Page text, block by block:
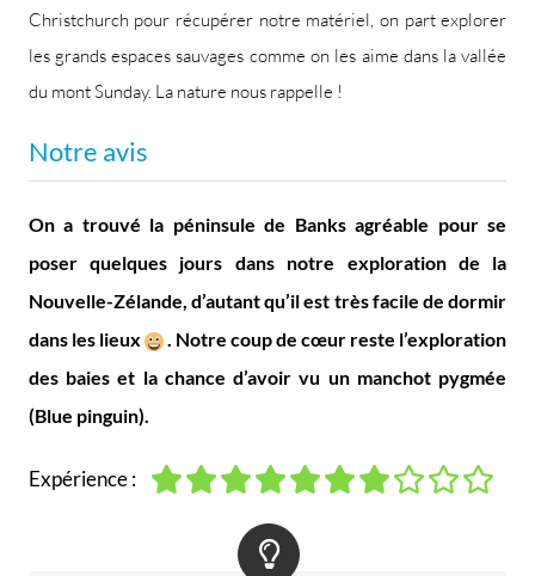
Christchurch pour récupérer notre matériel, on part explorer
les grands espaces sauvages comme on les aime dans la vallée
du mont Sunday. La nature nous rappelle !
Notre avis
On a trouvé la péninsule de Banks agréable pour se
poser quelques jours dans notre exploration de la
Nouvelle-Zélande, d’autant qu’il est très facile de dormir
dans les lieux
. Notre coup de cœur reste l’exploration
des baies et la chance d’avoir vu un manchot pygmée
(Blue pinguin).
Expérience :